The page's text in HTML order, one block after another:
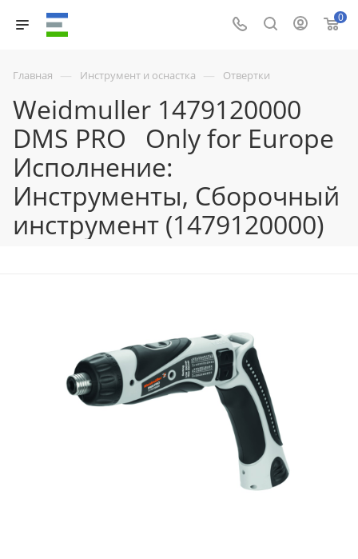
0
Главная — Инструмент и оснастка — Отвертки
Weidmuller 1479120000
DMS PRO Only for Europe
Исполнение:
Инструменты, Сборочный
инструмент (1479120000)